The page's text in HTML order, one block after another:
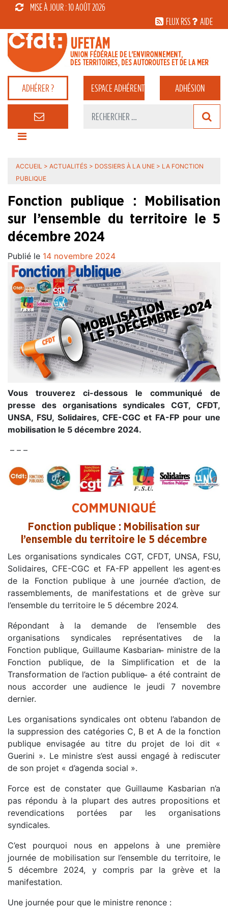
MISE À JOUR : 10 AOÛT 2026
FLUX RSS
AIDE
ADHÉRER ? ESPACEADHÉRENT ADHÉSION
ACCUEIL > ACTUALITÉS > DOSSIERS À LA UNE > LA FONCTION
PUBLIQUE
Fonction publique : Mobilisation
sur l’ensemble du territoire le 5
décembre 2024
Publié le 14 novembre 2024
Vous trouverez ci-dessous le communiqué de
presse des organisations syndicales CGT, CFDT,
UNSA, FSU, Solidaires, CFE-CGC et FA-FP pour une
mobilisation le 5 décembre 2024.
– – –
COMMUNIQUÉ
Fonction publique : Mobilisation sur
l’ensemble du territoire le 5 décembre
Les organisations syndicales CGT, CFDT, UNSA, FSU,
Solidaires, CFE-CGC et FA-FP appellent les agent·es
de la Fonction publique à une journée d’action, de
rassemblements, de manifestations et de grève sur
l’ensemble du territoire le 5 décembre 2024.
Répondant à la demande de l’ensemble des
organisations syndicales représentatives de la
Fonction publique, Guillaume Kasbarian ̶ ministre de la
Fonction publique, de la Simplification et de la
Transformation de l’action publique ̶ a été contraint de
nous accorder une audience le jeudi 7 novembre
dernier.
Les organisations syndicales ont obtenu l’abandon de
la suppression des catégories C, B et A de la fonction
publique envisagée au titre du projet de loi dit «
Guerini ». Le ministre s’est aussi engagé à rediscuter
de son projet « d’agenda social ».
Force est de constater que Guillaume Kasbarian n’a
pas répondu à la plupart des autres propositions et
revendications portées par les organisations
syndicales.
C’est pourquoi nous en appelons à une première
journée de mobilisation sur l’ensemble du territoire, le
5 décembre 2024, y compris par la grève et la
manifestation.
Une journée pour que le ministre renonce :